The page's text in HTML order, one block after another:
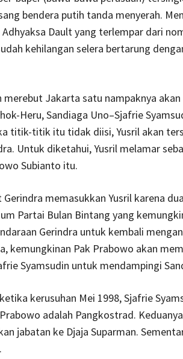
bendera putih tanda menyerah.
Dault yang terlempar dari
kehilangan selera bertarung
merebut Jakarta satu nampaknya
Heru, Sandiaga Uno–Sjafrie
titik-titik itu tidak diisi, Yusril akan
Untuk diketahui, Yusril melamar
Subianto itu.
memasukkan Yusril karena
Partai Bulan Bintang yang
Gerindra untuk kembali
kemungkinan Pak Prabowo akan
Syamsudin untuk mendampingi
kerusuhan Mei 1998, Sjafrie
adalah Pangkostrad.
jabatan ke Djaja Suparman.